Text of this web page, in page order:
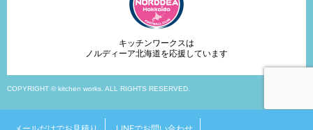
キッチンワークスは
ノルディーア北海道を応援しています
COPYRIGHT © kitchen works. ALL RIGHTS RESERVED.